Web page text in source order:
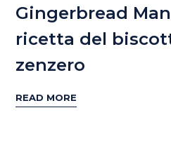
Gingerbread
ricetta del
zenzero
READ MORE